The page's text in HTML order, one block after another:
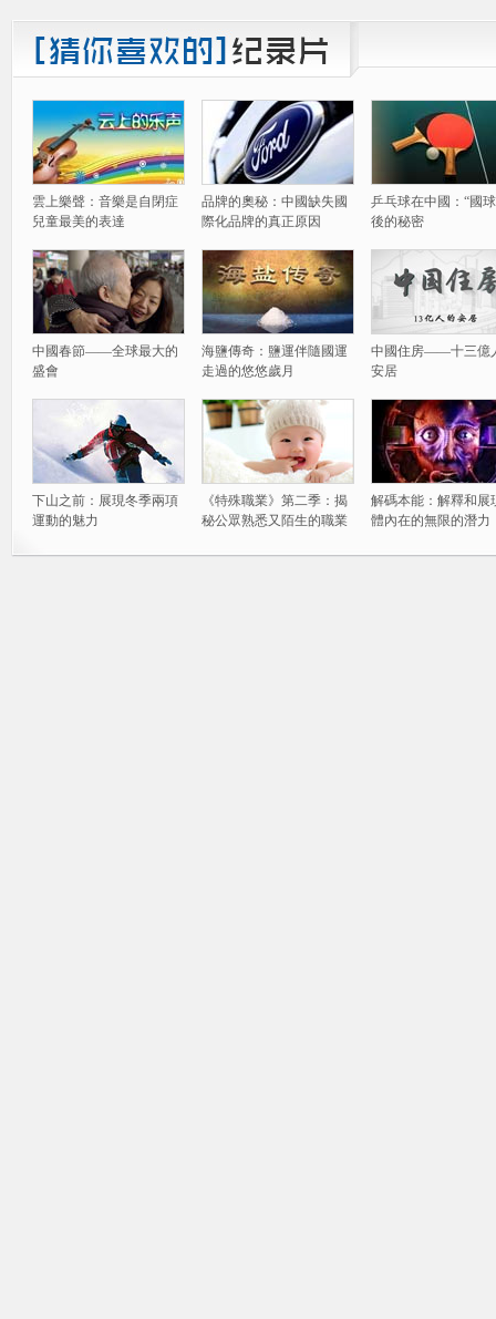
雲上樂聲：音樂是自閉症
兒童最美的表達
品牌的奧秘：中國缺失國
際化品牌的真正原因
乒乓球在中國：“國
後的秘密
中國春節——全球最大的
盛會
海鹽傳奇：鹽運伴隨國運
走過的悠悠歲月
中國住房——十三億
安居
下山之前：展現冬季兩項
運動的魅力
《特殊職業》第二季：揭
秘公眾熟悉又陌生的職業
解碼本能：解釋和展
體內在的無限的潛力